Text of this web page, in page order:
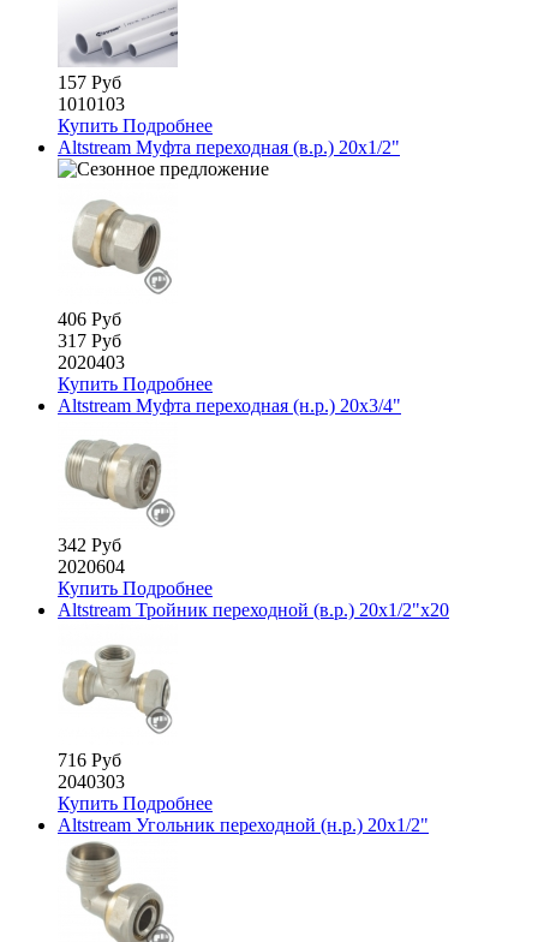
157 Руб
1010103
Купить Подробнее
Altstream Муфта переходная (в.р.) 20х1/2"
406 Руб
317 Руб
2020403
Купить Подробнее
Altstream Муфта переходная (н.р.) 20х3/4"
342 Руб
2020604
Купить Подробнее
Altstream Тройник переходной (в.р.) 20х1/2"х20
716 Руб
2040303
Купить Подробнее
Altstream Угольник переходной (н.р.) 20х1/2"